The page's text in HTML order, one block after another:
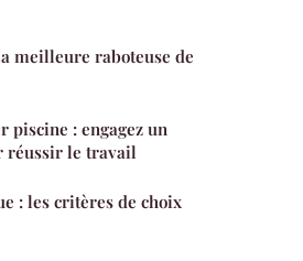
meilleure raboteuse de
piscine : engagez un
réussir le travail
: les critères de choix